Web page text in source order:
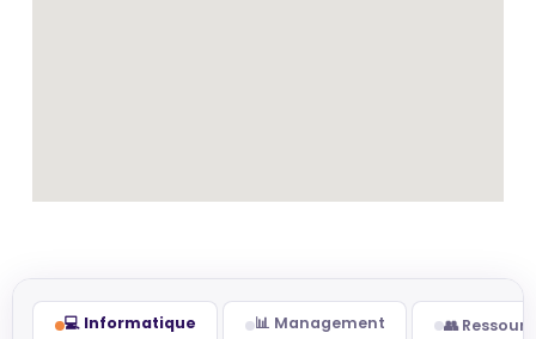
💻 Informatique 📊 Management 👥